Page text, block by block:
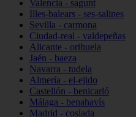
Valencia - sagunt
Illes-balears - ses-salines
Sevilla - carmona
Ciudad-real - valdepeñas
Alicante - orihuela
Jaén - baeza
Navarra - tudela
Almería - el-ejido
Castellón - benicarló
Málaga - benahavís
Madrid - coslada